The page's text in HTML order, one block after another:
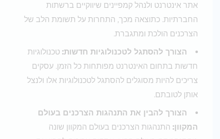
אתר אינטרנט ולנהל קמפיינים שיווקיים ברשתות
החברתיות. כתוצאה מכך, התחרות על תשומת הלב של
הצרכנים הולכת ומתגברת.
הצורך להסתגל לטכנולוגיות חדשות:טכנולוגיות
חדשות בתחום האינטרנט מפותחות כל הזמן. עסקים
צריכים להיות מסוגלים להסתגל לטכנולוגיות אלו ולנצל
אותן לטובתם.
הצורך להבין את התנהגות הצרכנים בעולם
המקוון:התנהגות הצרכנים בעולם המקוון שונה